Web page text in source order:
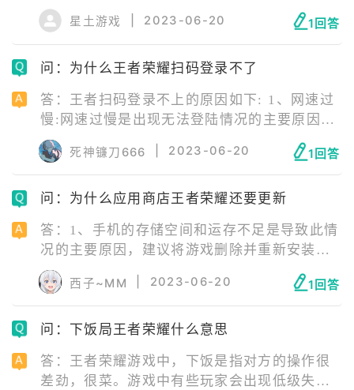
继承。 3.放入需要单独继承附魔的装备，点击
能力继承即可。
星土游戏 2023-06-20 1回答
问：为什么王者荣耀扫码登录不了
答：王者扫码登录不上的原因如下: 1、网速过
慢:网速过慢是出现无法登陆情况的主要原因，
WiFi不给力时，建议尝试使用2/3/4/5G连接。
2、手机配置较低:建议使用配置较高一点的手
机尝试qq是否能扫码登录王者荣耀。
死神镰刀666 2023-06-20 1回答
问：为什么应用商店王者荣耀还要更新
答：1、手机的存储空间和运存不足是导致此情
况的主要原因，建议将游戏删除并重新安装。
2、应用商店还没有来得及更新，官网更新以
后，应用商店会延迟一段时间才更新。 应用宝
里已经更新了最新版本的王者荣耀，游戏内的
更新大部分是一些小的优化升级，或者是资源
除频繁更新重新安装的麻烦。
西子~MM 2023-06-20 1回答
问：下饭局王者荣耀什么意思
答：王者荣耀游戏中，下饭是指对方的操作很
差劲，很菜。游戏中有些玩家会出现低级失误